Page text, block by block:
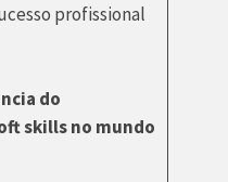
profissional
do
skills no mundo